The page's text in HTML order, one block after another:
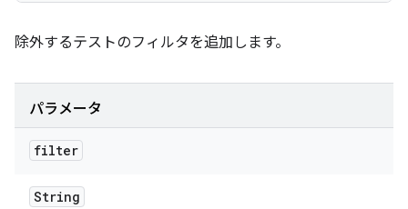
除外するテストのフィルタを追加します。
パラメータ
filter
String